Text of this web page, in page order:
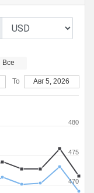
Все
To Авг 5, 2026
470
475
480